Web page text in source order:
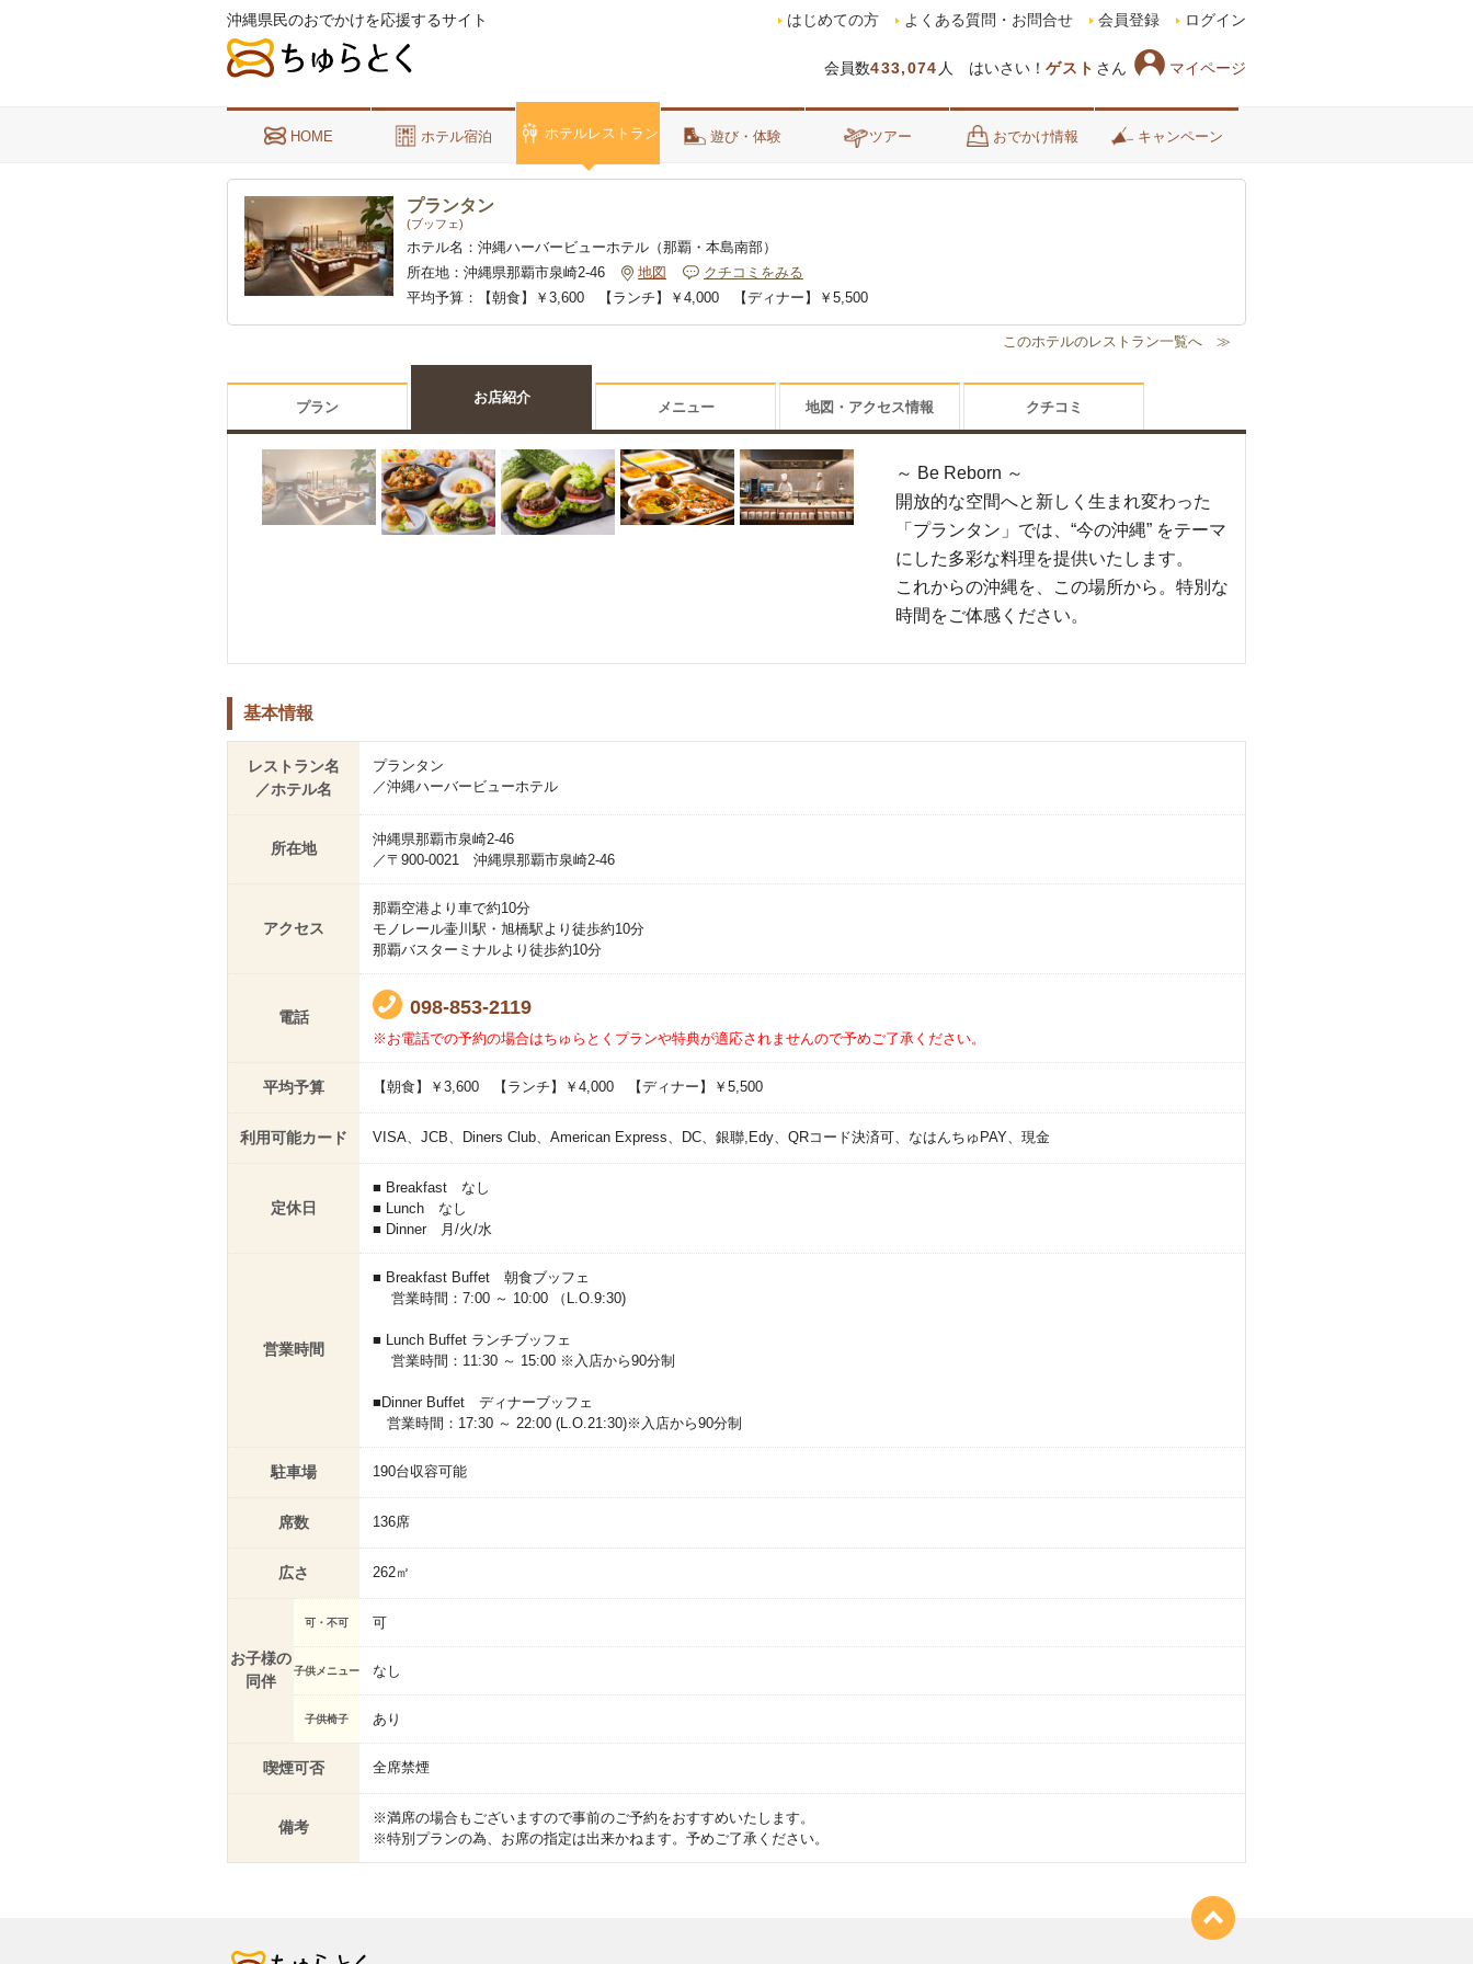
沖縄県民のおでかけを応援するサイト
会員数433,074 人 はいさい！ ゲスト さん マイページ
はじめての方 よくある質問・お問合せ 会員登録 ログイン
HOME ホテル宿泊 ホテルレストラン 遊び・体験 ツアー おでかけ情報 キャンペーン
プランタン
(ブッフェ)
ホテル名： 沖縄ハーバービューホテル（那覇・本島南部）
所在地： 沖縄県那覇市泉崎2-46 地図
クチコミをみる
平均予算：
【朝食】￥3,600 【ランチ】￥4,000 【ディナー】￥5,500
プラン
お店紹介
メニュー 地図・アクセス情報 クチコミ
～ Be Reborn ～
開放的な空間へと新しく生まれ変わった
「プランタン」では、“今の沖縄” をテーマ
にした多彩な料理を提供いたします。
これからの沖縄を、この場所から。特別な
時間をご体感ください。
基本情報
レストラン名
／ホテル名
プランタン
／沖縄ハーバービューホテル
所在地
沖縄県那覇市泉崎2-46
／〒900-0021 沖縄県那覇市泉崎2-46
アクセス
那覇空港より車で約10分
モノレール壷川駅・旭橋駅より徒歩約10分
那覇バスターミナルより徒歩約10分
電話 098-853-2119
※お電話での予約の場合はちゅらとくプランや特典が適応されませんので予めご了承ください。
平均予算 【朝食】￥3,600 【ランチ】￥4,000 【ディナー】￥5,500
利用可能カード VISA、JCB、Diners Club、American Express、DC、銀聯,Edy、QRコード決済可、なはんちゅPAY、現金
定休日
■ Breakfast なし
■ Lunch なし
■ Dinner 月/火/水
営業時間
■ Breakfast Buffet 朝食ブッフェ
営業時間：7:00 ～ 10:00 （L.O.9:30)
■ Lunch Buffet ランチブッフェ
営業時間：11:30 ～ 15:00 ※入店から90分制
■Dinner Buffet ディナーブッフェ
営業時間：17:30 ～ 22:00 (L.O.21:30)※入店から90分制
駐車場 190台収容可能
席数 136席
広さ 262㎡
お子様の
同伴
可・不可 可
子供メニュー なし
子供椅子 あり
喫煙可否 全席禁煙
備考
※満席の場合もございますので事前のご予約をおすすめいたします。
※特別プランの為、お席の指定は出来かねます。予めご了承ください。